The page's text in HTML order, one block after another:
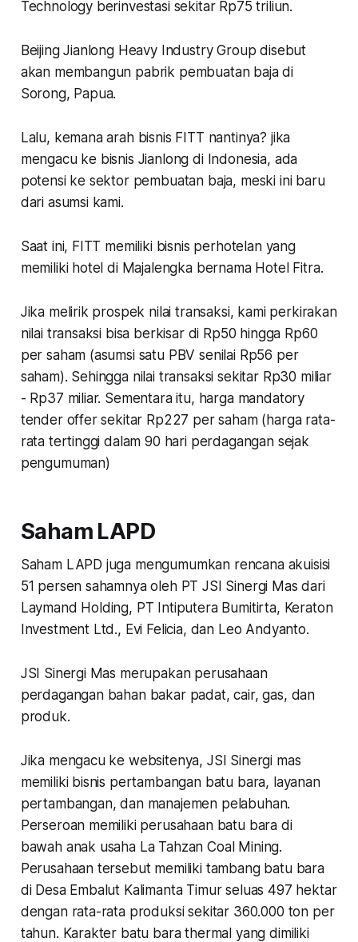
Technology berinvestasi sekitar Rp75 triliun.
Beijing Jianlong Heavy Industry Group disebut
akan membangun pabrik pembuatan baja di
Sorong, Papua.
Lalu, kemana arah bisnis FITT nantinya? jika
mengacu ke bisnis Jianlong di Indonesia, ada
potensi ke sektor pembuatan baja, meski ini baru
dari asumsi kami.
Saat ini, FITT memiliki bisnis perhotelan yang
memiliki hotel di Majalengka bernama Hotel Fitra.
Jika melirik prospek nilai transaksi, kami perkirakan
nilai transaksi bisa berkisar di Rp50 hingga Rp60
per saham (asumsi satu PBV senilai Rp56 per
saham). Sehingga nilai transaksi sekitar Rp30 miliar
- Rp37 miliar. Sementara itu, harga mandatory
tender offer sekitar Rp227 per saham (harga rata-
rata tertinggi dalam 90 hari perdagangan sejak
pengumuman)
Saham LAPD
Saham LAPD juga mengumumkan rencana akuisisi
51 persen sahamnya oleh PT JSI Sinergi Mas dari
Laymand Holding, PT Intiputera Bumitirta, Keraton
Investment Ltd., Evi Felicia, dan Leo Andyanto.
JSI Sinergi Mas merupakan perusahaan
perdagangan bahan bakar padat, cair, gas, dan
produk.
Jika mengacu ke websitenya, JSI Sinergi mas
memiliki bisnis pertambangan batu bara, layanan
pertambangan, dan manajemen pelabuhan.
Perseroan memiliki perusahaan batu bara di
bawah anak usaha La Tahzan Coal Mining.
Perusahaan tersebut memiliki tambang batu bara
di Desa Embalut Kalimanta Timur seluas 497 hektar
dengan rata-rata produksi sekitar 360.000 ton per
tahun. Karakter batu bara thermal yang dimiliki